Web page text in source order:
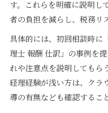
公認会計士資格から
会計事務所で活
公認会計士から
説
会計事務所が語
会計士資格で会
方法
す。これらを明確に説明し
者の負担を減らし、税務リ
具体的には、初回相談時に
理士 報酬 仕訳」の事例を
れや注意点を説明してもら
経理経験が浅い方は、クラ
導の有無なども確認するこ